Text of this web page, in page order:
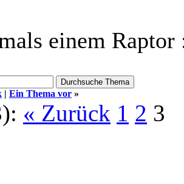
einem Raptor
| Ein Thema vor »
« Zurück 1 2 3